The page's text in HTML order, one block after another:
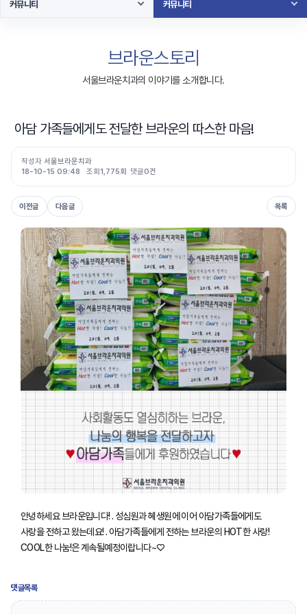
커뮤니티 커뮤니티
브라운스토리
서울브라운치과의 이야기를 소개합니다.
아담 가족들에게도 전달한 브라운의 따스한 마음!
작성자 서울브라운치과
18-10-15 09:48
조회 1,775회 댓글0건
이전글 다음글 목록
안녕하세요 브라운입니다! . 성심원과 혜생원에 이어 아담가족들에게도
사랑을 전하고 왔는데요! . 아담가족들에게 전하는 브라운의 HOT한 사랑!
COOL한 나눔!은 계속될예정이랍니다~♡
댓글목록